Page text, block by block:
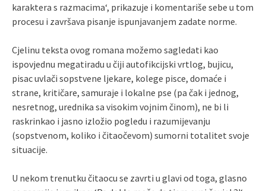
karaktera s razmacima‘, prikazuje i komentariše sebe u tom
procesu i završava pisanje ispunjavanjem zadate norme.
Cjelinu teksta ovog romana možemo sagledati kao
ispovjednu megatiradu u čiji autofikcijski vrtlog, bujicu,
pisac uvlači sopstvene ljekare, kolege pisce, domaće i
strane, kritičare, samuraje i lokalne pse (pa čak i jednog,
nesretnog, urednika sa visokim vojnim činom), ne bi li
raskrinkao i jasno izložio pogledu i razumijevanju
(sopstvenom, koliko i čitaočevom) sumorni totalitet svoje
situacije.
U nekom trenutku čitaocu se zavrti u glavi od toga, glasno